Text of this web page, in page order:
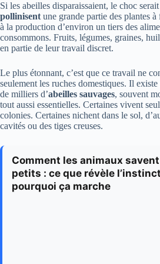
Si les abeilles disparaissaient, le choc
pollinisent une grande partie des plantes
à la production d’environ un tiers des
consommons. Fruits, légumes, graines,
en partie de leur travail discret.
Le plus étonnant, c’est que ce travail ne
seulement les ruches domestiques. Il existe
de milliers d’abeilles sauvages, souvent
tout aussi essentielles. Certaines vivent
colonies. Certaines nichent dans le sol,
cavités ou des tiges creuses.
Comment les animaux
petits : ce que révèle
pourquoi ça marche